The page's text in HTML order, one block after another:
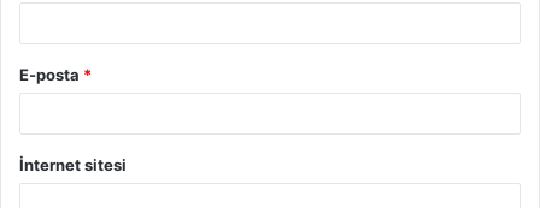
E-posta *
İnternet sitesi